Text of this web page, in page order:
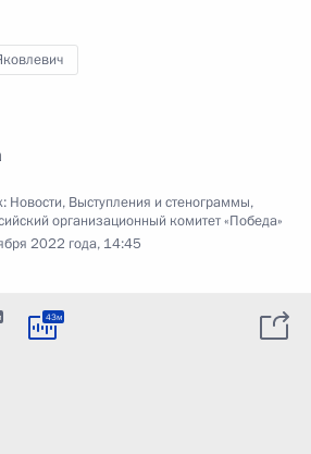
Новости, Выступления и стенограммы,
организационный комитет «Победа»
2022 года, 14:45
43м